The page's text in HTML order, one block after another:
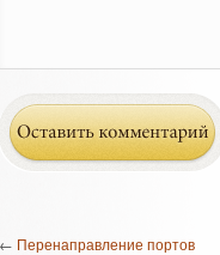
Перенаправление портов